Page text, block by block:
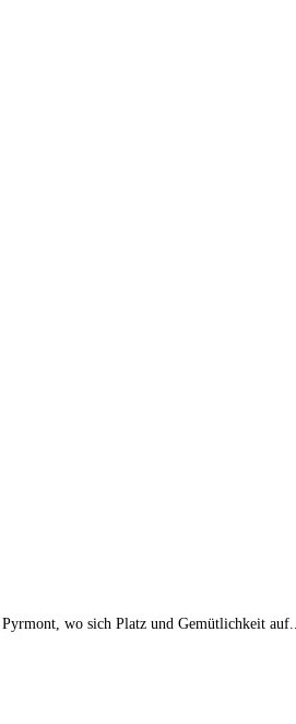
wo sich Platz und Gemütlichkeit auf...